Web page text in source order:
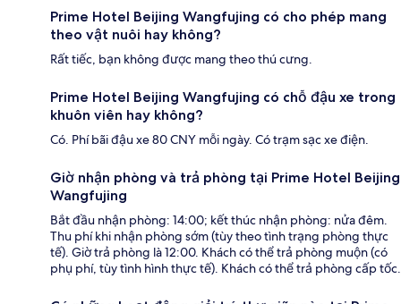
Prime Hotel Beijing Wangfujing có cho phép mang
theo vật nuôi hay không?
Rất tiếc, bạn không được mang theo thú cưng.
Prime Hotel Beijing Wangfujing có chỗ đậu xe trong
khuôn viên hay không?
Có. Phí bãi đậu xe 80 CNY mỗi ngày. Có trạm sạc xe điện.
Giờ nhận phòng và trả phòng tại Prime Hotel Beijing
Wangfujing
Bắt đầu nhận phòng: 14:00; kết thúc nhận phòng: nửa đêm.
Thu phí khi nhận phòng sớm (tùy theo tình trạng phòng thực
tế). Giờ trả phòng là 12:00. Khách có thể trả phòng muộn (có
phụ phí, tùy tình hình thực tế). Khách có thể trả phòng cấp tốc.